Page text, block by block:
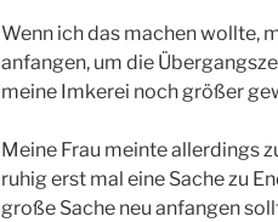
Wenn ich das machen wollte,
anfangen, um die
meine Imkerei noch größer
Meine Frau meinte allerdings
ruhig erst mal eine Sache zu
große Sache neu anfangen